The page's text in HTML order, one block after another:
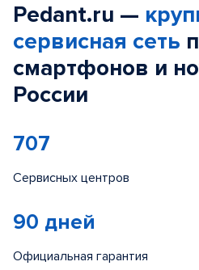
Pedant.ru —
сервисная сеть
смартфонов и
России
707
Сервисных центров
90 дней
Официальная гарантия